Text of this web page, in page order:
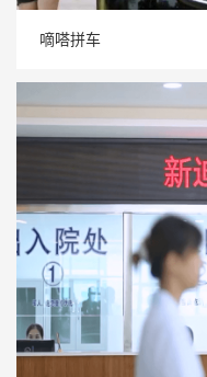
嘀嗒拼车
嘀嗒拼车